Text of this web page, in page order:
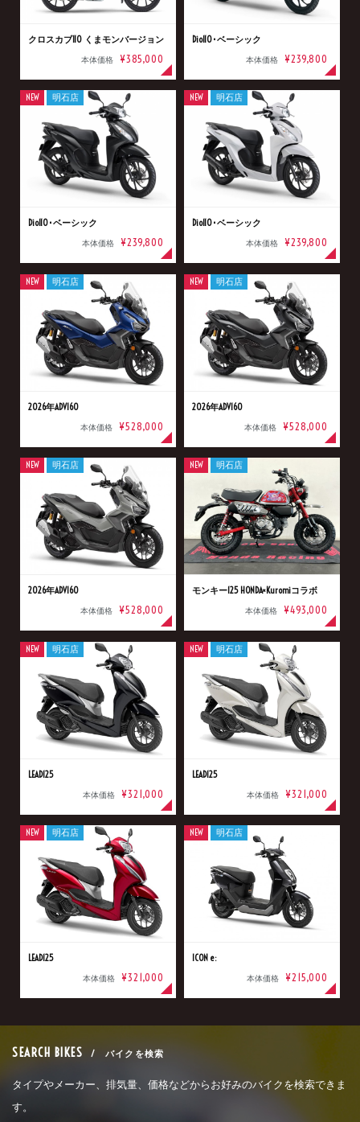
クロスカブ110 くまモンバージョン
本体価格 ¥385,000
Dio110･ベーシック
本体価格 ¥239,800
Dio110･ベーシック
本体価格 ¥239,800
NEW 明石店
Dio110･ベーシック
本体価格 ¥239,800
NEW 明石店
2026年ADV160
本体価格 ¥528,000
NEW 明石店
2026年ADV160
本体価格 ¥528,000
NEW 明石店
2026年ADV160
本体価格 ¥528,000
NEW 明石店
モンキー125 HONDA×Kuromiコラボ
本体価格 ¥493,000
NEW 明石店
LEAD125
本体価格 ¥321,000
NEW 明石店
LEAD125
本体価格 ¥321,000
NEW 明石店
LEAD125
本体価格 ¥321,000
NEW 明石店
ICON e:
本体価格 ¥215,000
NEW 明石店
SEARCH BIKES / バイクを検索
タイプやメーカー、排気量、価格などからお好みのバイクを検索できま
す。